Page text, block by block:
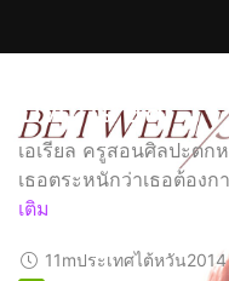
บีทวีน อัส
เอเรียล ครูสอนศิลปะต
เธอตระหนักว่าเธอต้อง
เติม
11mประเทศไต้หวัน2014